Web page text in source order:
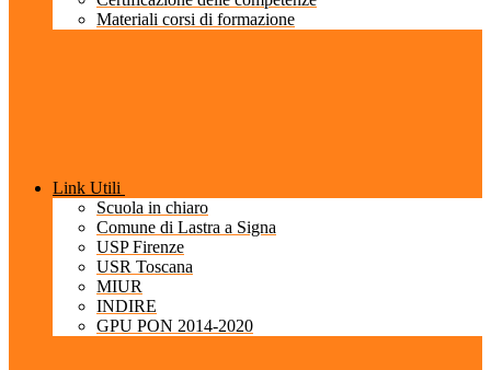
Materiali corsi di formazione
Link Utili
Scuola in chiaro
Comune di Lastra a Signa
USP Firenze
USR Toscana
MIUR
INDIRE
GPU PON 2014-2020